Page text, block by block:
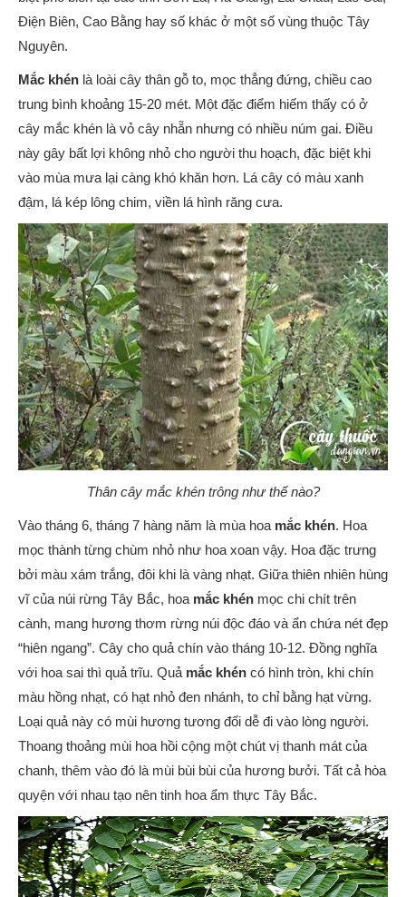
Điện Biên, Cao Bằng hay số khác ở một số vùng thuộc Tây
Nguyên.
Mắc khén là loài cây thân gỗ to, mọc thẳng đứng, chiều cao
trung bình khoảng 15-20 mét. Một đặc điểm hiếm thấy có ở
cây mắc khén là vỏ cây nhẵn nhưng có nhiều núm gai. Điều
này gây bất lợi không nhỏ cho người thu hoạch, đặc biệt khi
vào mùa mưa lại càng khó khăn hơn. Lá cây có màu xanh
đậm, lá kép lông chim, viền lá hình răng cưa.
Thân cây mắc khén trông như thế nào?
Vào tháng 6, tháng 7 hàng năm là mùa hoa mắc khén. Hoa
mọc thành từng chùm nhỏ như hoa xoan vậy. Hoa đặc trưng
bởi màu xám trắng, đôi khi là vàng nhạt. Giữa thiên nhiên hùng
vĩ của núi rừng Tây Bắc, hoa mắc khén mọc chi chít trên
cành, mang hương thơm rừng núi độc đáo và ẩn chứa nét đẹp
“hiên ngang”. Cây cho quả chín vào tháng 10-12. Đồng nghĩa
với hoa sai thì quả trĩu. Quả mắc khén có hình tròn, khi chín
màu hồng nhạt, có hạt nhỏ đen nhánh, to chỉ bằng hạt vừng.
Loại quả này có mùi hương tương đối dễ đi vào lòng người.
Thoang thoảng mùi hoa hồi cộng một chút vị thanh mát của
chanh, thêm vào đó là mùi bùi bùi của hương bưởi. Tất cả hòa
quyện với nhau tạo nên tinh hoa ẩm thực Tây Bắc.